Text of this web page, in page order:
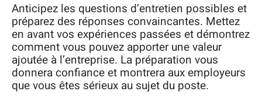
Anticipez les questions d’entretien possibles et
préparez des réponses convaincantes. Mettez
en avant vos expériences passées et démontrez
comment vous pouvez apporter une valeur
ajoutée à l’entreprise. La préparation vous
donnera confiance et montrera aux employeurs
que vous êtes sérieux au sujet du poste.